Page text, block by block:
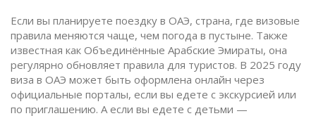
Если вы планируете поездку в ОАЭ, страна, где визовые
правила меняются чаще, чем погода в пустыне. Также
известная как Объединённые Арабские Эмираты, она
регулярно обновляет правила для туристов. В 2025 году
виза в ОАЭ может быть оформлена онлайн через
официальные порталы, если вы едете с экскурсией или
по приглашению. А если вы едете с детьми —